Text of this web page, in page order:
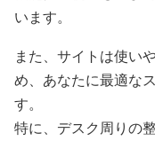
います。
また、サイトは使い
め、あなたに最適な
す。
特に、デスク周りの